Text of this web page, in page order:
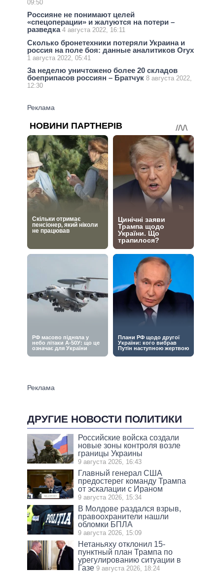
09:50
Россияне не понимают целей
«спецоперации» и жалуются на потери –
разведка 4 августа 2022, 16:11
Сколько бронетехники потеряли Украина и
россия на поле боя: данные аналитиков Oryx
1 августа 2022, 05:41
За неделю уничтожено более 20 складов
боеприпасов россиян – Братчук 8 августа 2022,
12:30
ДРУГИЕ НОВОСТИ ПОЛИТИКИ
Российские войска создали
новые зоны контроля возле
границы Украины
9 августа 2026, 16:43
Главный генерал США
предостерег команду Трампа
от эскалации с Ираном
9 августа 2026, 15:34
В Молдове раздался взрыв,
правоохранители нашли
обломки БПЛА
9 августа 2026, 15:09
Нетаньяху отклонил 15-
пунктный план Трампа по
урегулированию ситуации в
Газе 9 августа 2026, 18:24